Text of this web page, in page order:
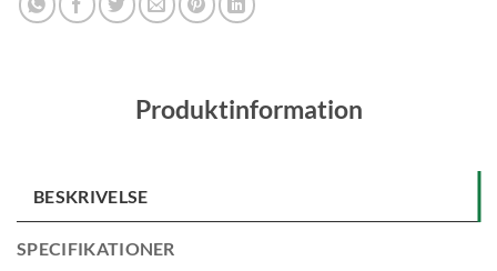
Produktinformation
BESKRIVELSE
SPECIFIKATIONER